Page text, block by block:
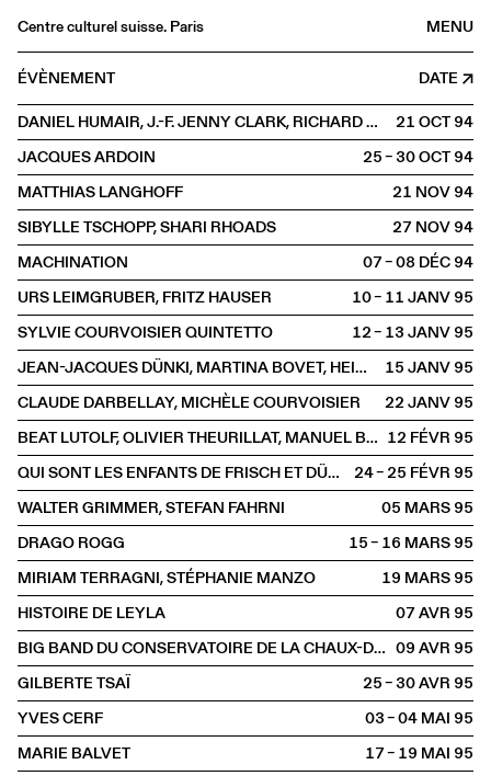
MENU
Centre culturel suisse. Paris
Agenda
Librairie
Buvette
Archives
Médiathèque
Éditions
Informations
FR/EN
SCÈNE
ÉVÈNEMENT
DATE
DANIEL HUMAIR, J.-F. JENNY CLARK, RICHARD GALLIANO
21 OCT1994
JACQUES ARDOIN
25 – 30 OCT1994
MATTHIAS LANGHOFF
21 NOV1994
SIBYLLE TSCHOPP, SHARI RHOADS
27 NOV1994
MACHINATION
07 – 08 DÉC1994
URS LEIMGRUBER, FRITZ HAUSER
10 – 11 JANV1995
SYLVIE COURVOISIER QUINTETTO
12 – 13 JANV1995
JEAN-JACQUES DÜNKI, MARTINA BOVET, HEINRICH MÄTZENER, CHRISTINE THEUS, URS EGLI
15 JANV1995
CLAUDE DARBELLAY, MICHÈLE COURVOISIER
22 JANV1995
BEAT LUTOLF, OLIVIER THEURILLAT, MANUEL BÄRTSCH, RICHARD DUBUGNON 12 FÉVR1995
QUI SONT LES ENFANTS DE FRISCH ET DÜRRENMATT ?
24 – 25 FÉVR1995
WALTER GRIMMER, STEFAN FAHRNI
05 MARS1995
DRAGO ROGG
15 – 16 MARS1995
MIRIAM TERRAGNI, STÉPHANIE MANZO
19 MARS1995
HISTOIRE DE LEYLA
07 AVR1995
BIG BAND DU CONSERVATOIRE DE LA CHAUX-DE-FONDS 09 AVR1995
GILBERTE TSAÏ
25 – 30 AVR1995
YVES CERF
03 – 04 MAI1995
MARIE BALVET
17 – 19 MAI1995